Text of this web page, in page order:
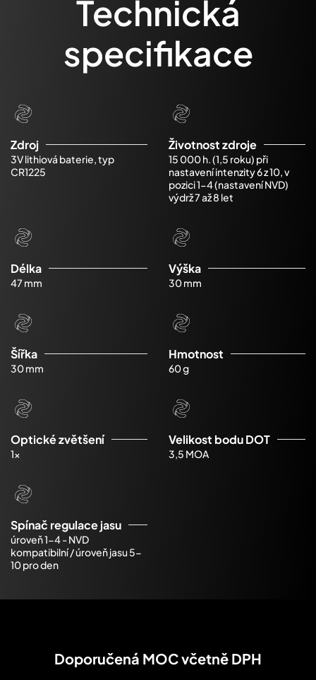
Technická
specifikace
Zdroj
3V lithiová baterie, typ
CR1225
Životnost zdroje
15 000 h. (1,5 roku) při
nastavení intenzity 6 z 10, v
pozici 1-4 (nastavení NVD)
výdrž 7 až 8 let
Délka
47 mm
Výška
30 mm
Šířka
30 mm
Hmotnost
60 g
Optické zvětšení
1x
Velikost bodu DOT
3,5 MOA
Spínač regulace jasu
úroveň 1-4 - NVD
kompatibilní / úroveň jasu 5-
10 pro den
Doporučená MOC včetně DPH